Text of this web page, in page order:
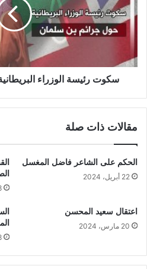
سكوت رئيسة الوزراء
مقالات ذات صلة
الحكم على الشاعر فاضل المغسل
22 أبريل، 2024
اعتقال سعيد المحسن
20 مارس، 2024